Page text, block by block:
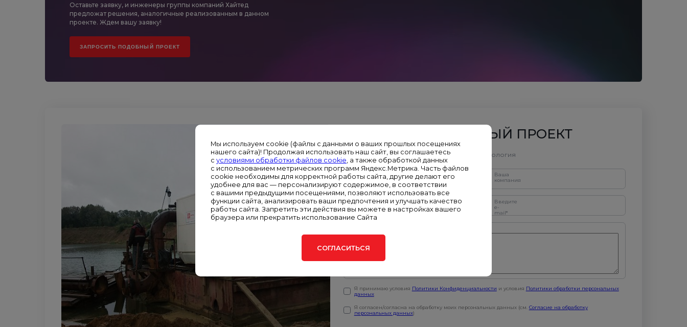
Оставьте заявку, и инженеры группы компаний Хайтед
предложат решения, аналогичные реализованным в данном
проекте. Ждем вашу заявку!
ЗАПРОСИТЬ ПОДОБНЫЙ ПРОЕКТ
ЗАЯВКА НА ПОДОБНЫЙ ПРОЕКТ
Аренда электростанций для Мособлстройэкология
Ваше
имя*
Ваша
компания
Введите
телефон*
Введите
e-
mail*
Я принимаю условия Политики Конфиденциальности и условия Политики обработки персональных
данных
Я согласен/согласна на обработку моих персональных данных (см. Согласие на обработку
персональных данных)
Мы используем cookie (файлы с данными о ваших прошлых посещениях
нашего сайта)! Продолжая использовать наш сайт, вы соглашаетесь
с условиями обработки файлов cookie, а также обработкой данных
с использованием метрических программ Яндекс.Метрика. Часть файлов
cookie необходимы для корректной работы сайта, другие делают его
удобнее для вас — персонализируют содержимое, в соответствии
с вашими предыдущими посещениями, позволяют использовать все
функции сайта, анализировать ваши предпочтения и улучшать качество
работы сайта. Запретить эти действия вы можете в настройках вашего
браузера или прекратить использование Сайта
СОГЛАСИТЬСЯ